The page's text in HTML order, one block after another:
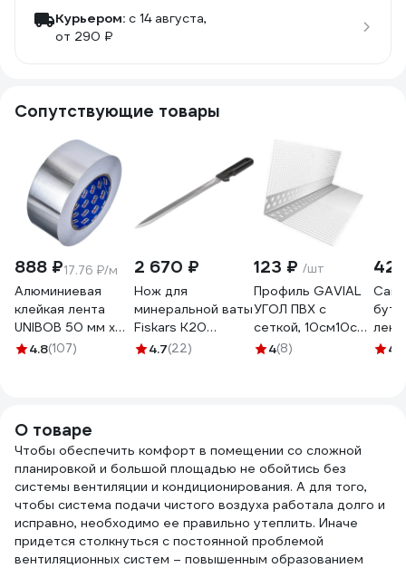
Курьером: c 14 августа,
от 290 ₽
Сопутствующие товары
888 ₽17.76 ₽/м
Алюминиевая
клейкая лента
UNIBOB 50 мм х
50 м 211750
4.8(107)
2 670 ₽
Нож для
минеральной ваты
Fiskars K20
1001626
4.7(22)
123 ₽ /шт
Профиль GAVIAL
УГОЛ ПВХ с
сеткой, 10см10см,
2, 5м 1838
4(8)
на4.8
О товаре
Чтобы обеспечить комфорт в помещении со сложной
планировкой и большой площадью не обойтись без
системы вентиляции и кондиционирования. А для того,
чтобы система подачи чистого воздуха работала долго и
исправно, необходимо ее правильно утеплить. Иначе
придется столкнуться с постоянной проблемой
вентиляционных систем – повышенным образованием